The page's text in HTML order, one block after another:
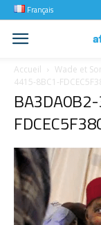
Français
Accueil Wade et
4415-8BC1-